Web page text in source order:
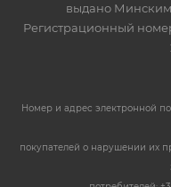
выдано Минским
Регистрационный
Номер и адрес электронной
покупателей о нарушении их